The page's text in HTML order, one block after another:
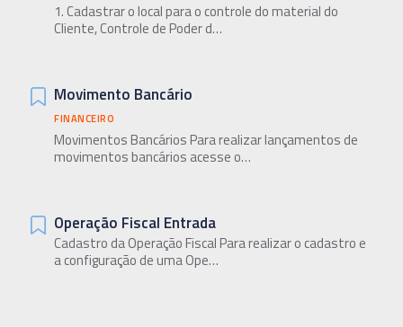
1. Cadastrar o local para o controle do material do
Cliente, Controle de Poder d…
Movimento Bancário
FINANCEIRO
Movimentos Bancários Para realizar lançamentos de
movimentos bancários acesse o…
Operação Fiscal Entrada
Cadastro da Operação Fiscal Para realizar o cadastro e
a configuração de uma Ope…